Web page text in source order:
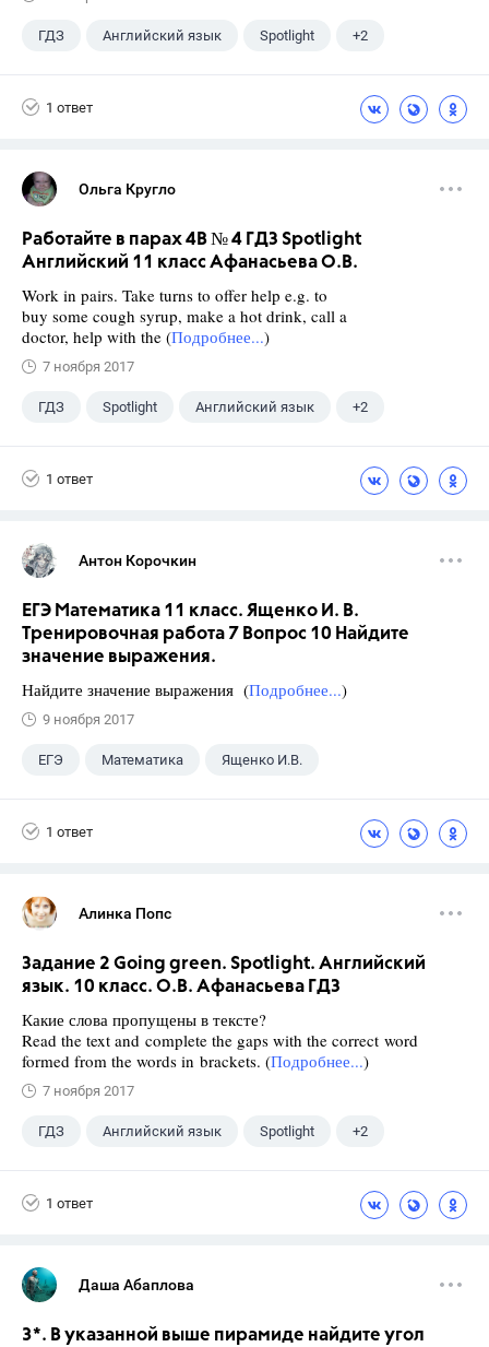
ГДЗ Английский язык Spotlight +2
1 ответ
Ольга Кругло
Работайте в парах 4B № 4 ГДЗ Spotlight
Английский 11 класс Афанасьева О.В.
Work in pairs. Take turns to offer help e.g. to
buy some cough syrup, make a hot drink, call a
doctor, help with the (Подробнее...)
7 ноября 2017
ГДЗ Spotlight Английский язык +2
1 ответ
Антон Корочкин
ЕГЭ Математика 11 класс. Ященко И. В.
Тренировочная работа 7 Вопрос 10 Найдите
значение выражения.
Найдите значение выражения (Подробнее...)
9 ноября 2017
ЕГЭ Математика Ященко И.В.
1 ответ
Алинка Попс
Задание 2 Going green. Spotlight. Английский
язык. 10 класс. О.В. Афанасьева ГДЗ
Какие слова пропущены в тексте?
Read the text and complete the gaps with the correct word
formed from the words in brackets. (Подробнее...)
7 ноября 2017
ГДЗ Английский язык Spotlight +2
1 ответ
Даша Абаплова
3*. В указанной выше пирамиде найдите угол